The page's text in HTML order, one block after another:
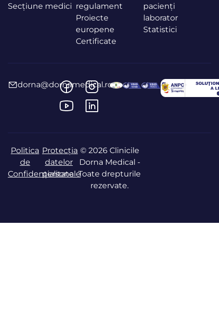
Secțiune medici regulament
Proiecte
europene
Certificate
pacienți
laborator
Statistici
dorna@dornamedical.ro
Politica
de
Confidențialitate
Protecția
datelor
personale
© 2026 Clinicile
Dorna Medical -
Toate drepturile
rezervate.